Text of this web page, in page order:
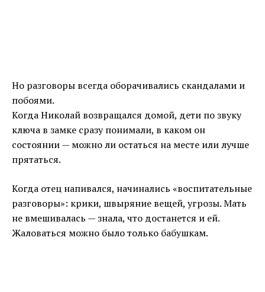
Но разговоры всегда оборачивались скандалами и
побоями.
Когда Николай возвращался домой, дети по звуку
ключа в замке сразу понимали, в каком он
состоянии — можно ли остаться на месте или лучше
прятаться.
Когда отец напивался, начинались «воспитательные
разговоры»: крики, швыряние вещей, угрозы. Мать
не вмешивалась — знала, что достанется и ей.
Жаловаться можно было только бабушкам.